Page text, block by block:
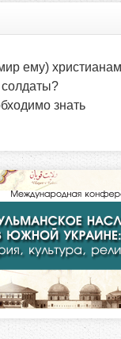
ему) христианам
солдаты?
знать